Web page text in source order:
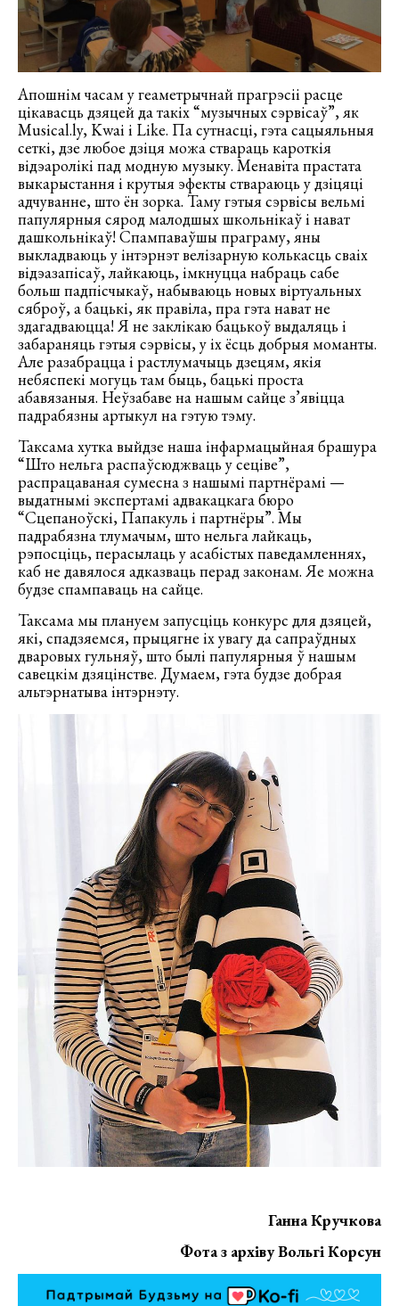
Апошнім часам у геаметрычнай прагрэсіі расце
цікавасць дзяцей да такіх “музычных сэрвісаў”, як
Musical.ly, Kwai і Like. Па сутнасці, гэта сацыяльныя
сеткі, дзе любое дзіця можа ствараць кароткія
відэаролікі пад модную музыку. Менавіта прастата
выкарыстання і крутыя эфекты ствараюць у дзіцяці
адчуванне, што ён зорка. Таму гэтыя сэрвісы вельмі
папулярныя сярод малодшых школьнікаў і нават
дашкольнікаў! Спампаваўшы праграму, яны
выкладваюць у інтэрнэт велізарную колькасць сваіх
відэазапісаў, лайкаюць, імкнуцца набраць сабе
больш падпісчыкаў, набываюць новых віртуальных
сяброў, а бацькі, як правіла, пра гэта нават не
здагадваюцца! Я не заклікаю бацькоў выдаляць і
забараняць гэтыя сэрвісы, у іх ёсць добрыя моманты.
Але разабрацца і растлумачыць дзецям, якія
небяспекі могуць там быць, бацькі проста
абавязаныя. Неўзабаве на нашым сайце з’явіцца
падрабязны артыкул на гэтую тэму.
Таксама хутка выйдзе наша інфармацыйная брашура
“Што нельга распаўсюджваць у сеціве”,
распрацаваная сумесна з нашымі партнёрамі —
выдатнымі экспертамі адвакацкага бюро
“Сцепаноўскі, Папакуль і партнёры”. Мы
падрабязна тлумачым, што нельга лайкаць,
рэпосціць, перасылаць у асабістых паведамленнях,
каб не давялося адказваць перад законам. Яе можна
будзе спампаваць на сайце.
Таксама мы плануем запусціць конкурс для дзяцей,
які, спадзяемся, прыцягне іх увагу да сапраўдных
дваровых гульняў, што былі папулярныя ў нашым
савецкім дзяцінстве. Думаем, гэта будзе добрая
альтэрнатыва інтэрнэту.
Ганна Кручкова
Фота з архіву Вольгі Корсун